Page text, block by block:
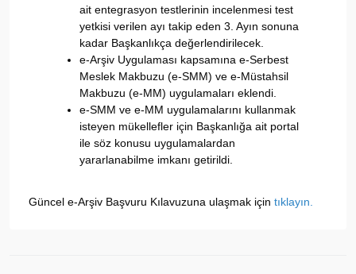
ait entegrasyon testlerinin incelenmesi test
yetkisi verilen ayı takip eden 3. Ayın sonuna
kadar Başkanlıkça değerlendirilecek.
e-Arşiv Uygulaması kapsamına e-Serbest
Meslek Makbuzu (e-SMM) ve e-Müstahsil
Makbuzu (e-MM) uygulamaları eklendi.
e-SMM ve e-MM uygulamalarını kullanmak
isteyen mükellefler için Başkanlığa ait portal
ile söz konusu uygulamalardan
yararlanabilme imkanı getirildi.
Güncel e-Arşiv Başvuru Kılavuzuna ulaşmak için tıklayın.